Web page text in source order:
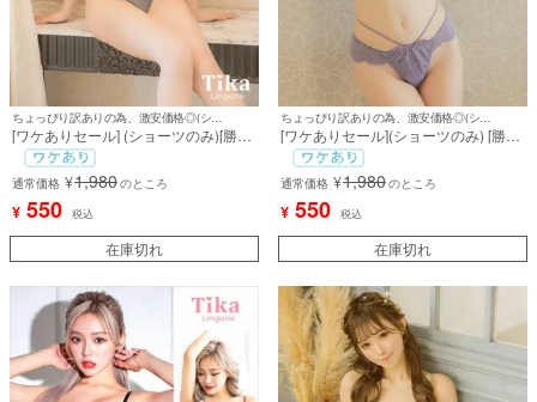
[ワケありセール] (ショーツのみ)[勝負
下着] クラシックフラワー刺繍フロン
トホック脇高カップブラジャー＆ショ
ーツ2点セット
通常価格 ¥1,980のところ
¥ 550 税込
在庫切れ
[ワケありセール](ショーツのみ) [勝負
下着] バッククロスデザインエレガン
トレースフロントホック脇高カップブ
ラジャー＆ショーツ2点セット
通常価格 ¥1,980のところ
¥ 550 税込
在庫切れ